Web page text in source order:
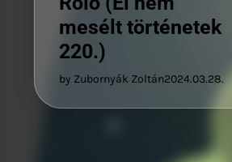
mesélt történetek
220.)
by Zubornyák Zoltán2024.03.28.